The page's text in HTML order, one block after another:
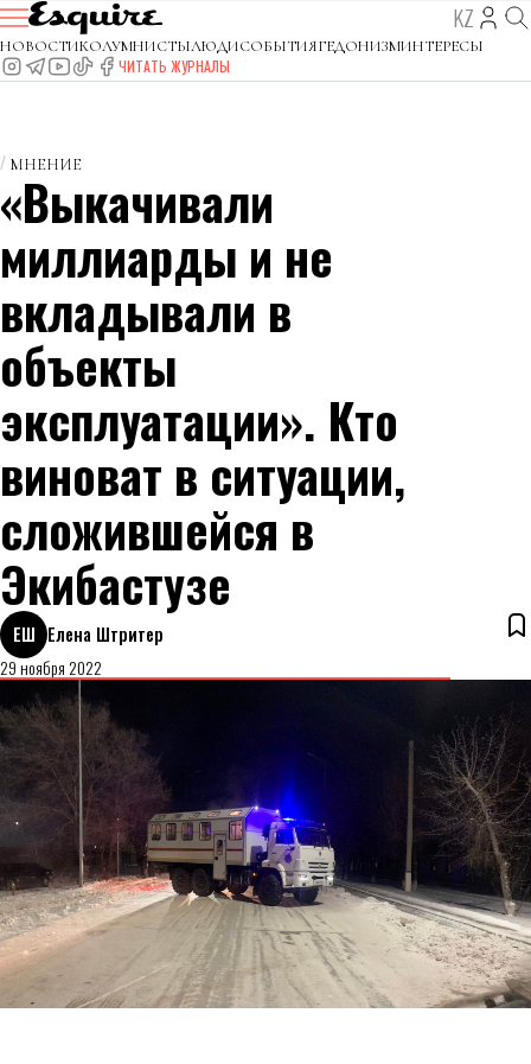
KZ
НОВОСТИКОЛУМНИСТЫЛЮДИСОБЫТИЯГЕДОНИЗМИНТЕРЕСЫ
ЧИТАТЬ ЖУРНАЛЫ
МНЕНИЕ
«Выкачивали
миллиарды и не
вкладывали в
объекты
эксплуатации». Кто
виноват в ситуации,
сложившейся в
Экибастузе
ЕШ Елена Штритер
29 ноября 2022